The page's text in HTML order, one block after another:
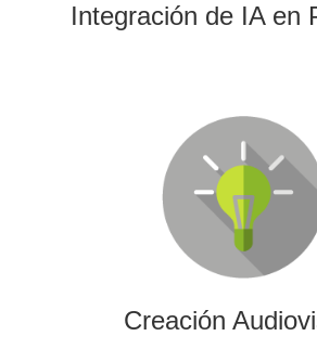
Integración de IA en
Creación
Creación
Ofrecemos soluciones creativas, de
para cualquier tipo de contenido
promocionales, spots o cobertura